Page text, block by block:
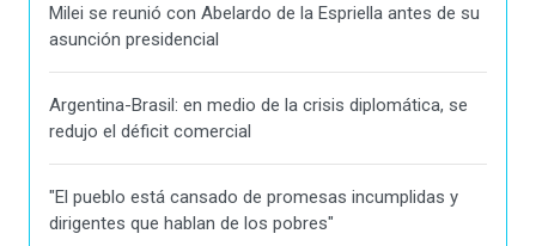
Milei se reunió con Abelardo de la Espriella antes de su
asunción presidencial
Argentina-Brasil: en medio de la crisis diplomática, se
redujo el déficit comercial
"El pueblo está cansado de promesas incumplidas y
dirigentes que hablan de los pobres"